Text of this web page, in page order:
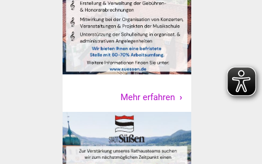
Migration und Integration
Freundeskreis Asyl
Ukraine-Hilfe
Wohnimmobilien +
Baugrundstücke
Mehr erfahren